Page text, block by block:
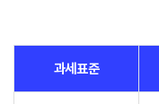
과세표준